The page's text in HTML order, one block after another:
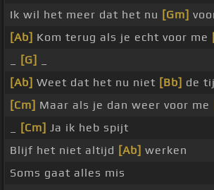
Ik wil het meer dat het nu [Gm]
[Ab] Kom terug als je echt voor me
[G]
[Ab] Weet dat het nu niet [Bb] de
[Cm] Maar als je dan weer voor me
[Cm] Ja ik heb spijt
Blijf het niet altijd [Ab] werken
Soms gaat alles mis